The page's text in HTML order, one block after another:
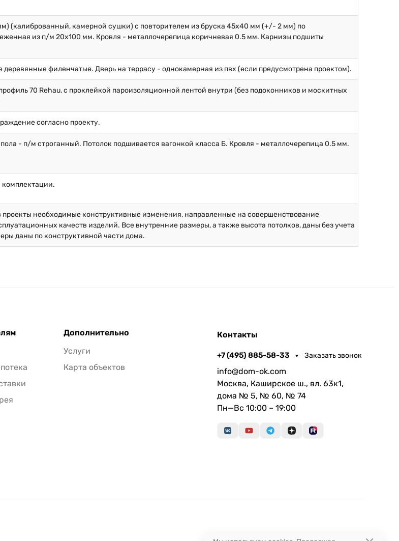
(калиброванный, камерной сушки) с повторителем из бруска 45х40 мм (+/- 2 мм) по
из п/м 20х100 мм. Кровля - металлочерепица коричневая 0.5 мм. Карнизы подшиты
деревянные филенчатые. Дверь на террасу - однокамерная из пвх (если предусмотрена проектом).
70 Rehau, с проклейкой пароизоляционной лентой внутри (без подоконников и москитных
согласно проекту.
- п/м строганный. Потолок подшивается вагонкой класса Б. Кровля - металлочерепица 0.5 мм.
комплектации.
проекты необходимые конструктивные изменения, направленные на совершенствование
качеств изделий. Все внутренние размеры, а также высота потолков, даны без учета
даны по конструктивной части дома.
Дополнительно
Услуги
Карта объектов
Контакты
+7 (495) 885-58-33 Заказать звонок
info@dom-ok.com
Москва, Каширское ш., вл. 63к1,
дома № 5, № 60, № 74
Пн—Вс 10:00 – 19:00